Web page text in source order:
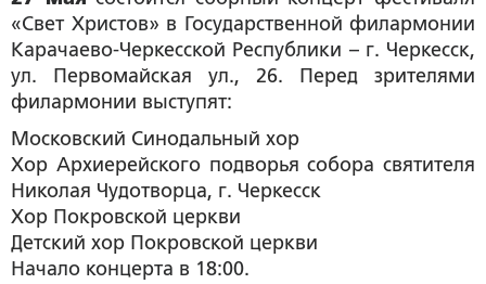
«Свет Христов» в Государственной филармонии
Карачаево-Черкесской Республики – г. Черкесск,
ул. Первомайская ул., 26. Перед зрителями
филармонии выступят:
Московский Синодальный хор
Хор Архиерейского подворья собора святителя
Николая Чудотворца, г. Черкесск
Хор Покровской церкви
Детский хор Покровской церкви
Начало концерта в 18:00.